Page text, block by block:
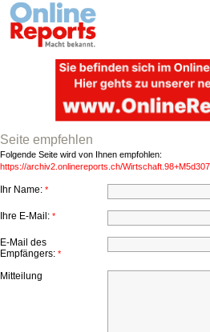
Seite empfehlen
Folgende Seite wird von Ihnen empfohlen:
https://archiv2.onlinereports.ch/
Ihr Name: *
Ihre E-Mail: *
E-Mail des
Empfängers: *
Mitteilung